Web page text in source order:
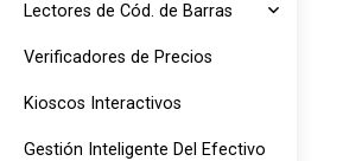
Lectores de Cód. de Barras
Verificadores de Precios
Kioscos Interactivos
Gestión Inteligente Del Efectivo